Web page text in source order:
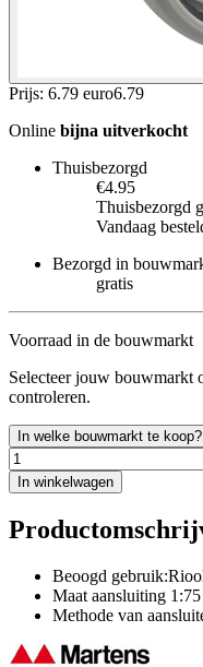
Prijs: 6.79 euro6.79
Online bijna uitverkocht
Thuisbezorgd
€4.95
Thuisbezorgd
Vandaag
Bezorgd in
gratis
Voorraad in de bouwmarkt
Selecteer jouw bouwmarkt
controleren.
In welke bouwmarkt te koop?
In winkelwagen
Beoogd
Maat aansluiting
Methode van